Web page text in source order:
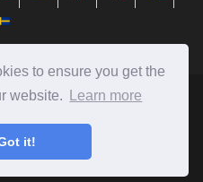
to ensure you get the
website.
Learn more
it!
2026
tecnología, reseñas en
y mucho más!